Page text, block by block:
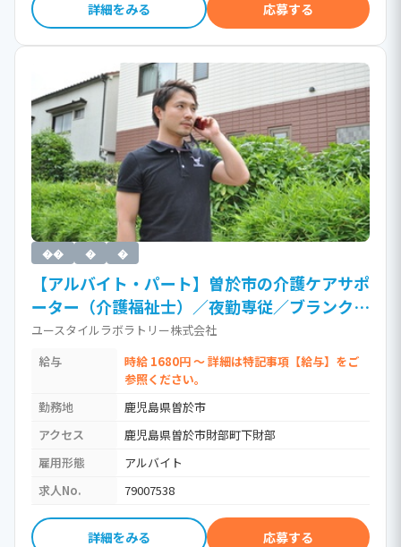
詳細をみる 応募する
�� � �
【アルバイト・パート】曽於市の介護ケアサポ
ーター（介護福祉士）／夜勤専従／ブランク
OK／訪問介護（時給1,680円以上）［Jb］ /
介護福祉士・社会福祉士・社会福祉主事
ユースタイルラボラトリー株式会社
給与
時給 1680円 ～ 詳細は特記事項【給与】をご
参照ください。
勤務地
鹿児島県曽於市
アクセス
鹿児島県曽於市財部町下財部
雇用形態
アルバイト
求人No.
79007538
詳細をみる 応募する